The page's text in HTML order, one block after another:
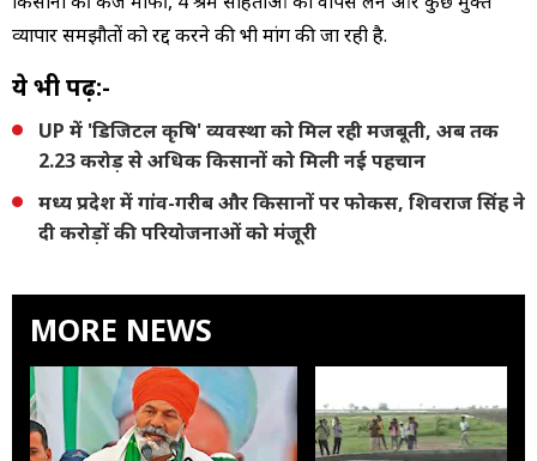
व्यापार समझौतों को रद्द करने की भी मांग की जा रही है.
ये भी पढ़ें:-
UP में 'डिजिटल कृषि' व्यवस्था को मिल रही मजबूती, अब तक
2.23 करोड़ से अधिक किसानों को मिली नई पहचान
मध्य प्रदेश में गांव-गरीब और किसानों पर फोकस, शिवराज सिंह ने
दी करोड़ों की परियोजनाओं को मंजूरी
MORE NEWS